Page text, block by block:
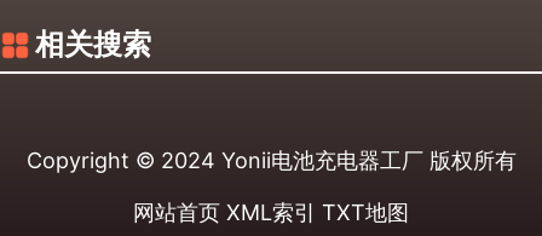
相关搜索
Copyright © 2024 Yonii电池充电器工厂版权所有
网站首页 XML索引 TXT地图